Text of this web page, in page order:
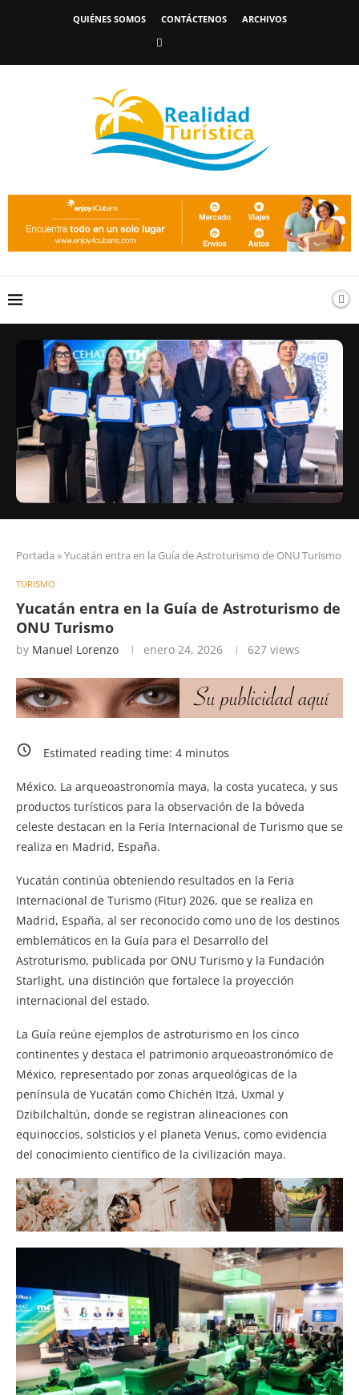
QUIÉNES SOMOS CONTÁCTENOS ARCHIVOS
Portada »Yucatán entra en la Guía de Astroturismo de ONU Turismo
TURISMO
Yucatán entra en la Guía de Astroturismo de
ONU Turismo
by Manuel Lorenzo enero 24, 2026 627 views
Estimated reading time: 4 minutos
México. La arqueoastronomía maya, la costa yucateca, y sus
productos turísticos para la observación de la bóveda
celeste destacan en la Feria Internacional de Turismo que se
realiza en Madrid, España.
Yucatán continúa obteniendo resultados en la Feria
Internacional de Turismo (Fitur) 2026, que se realiza en
Madrid, España, al ser reconocido como uno de los destinos
emblemáticos en la Guía para el Desarrollo del
Astroturismo, publicada por ONU Turismo y la Fundación
Starlight, una distinción que fortalece la proyección
internacional del estado.
La Guía reúne ejemplos de astroturismo en los cinco
continentes y destaca el patrimonio arqueoastronómico de
México, representado por zonas arqueológicas de la
península de Yucatán como Chichén Itzá, Uxmal y
Dzibilchaltún, donde se registran alineaciones con
equinoccios, solsticios y el planeta Venus, como evidencia
del conocimiento científico de la civilización maya.